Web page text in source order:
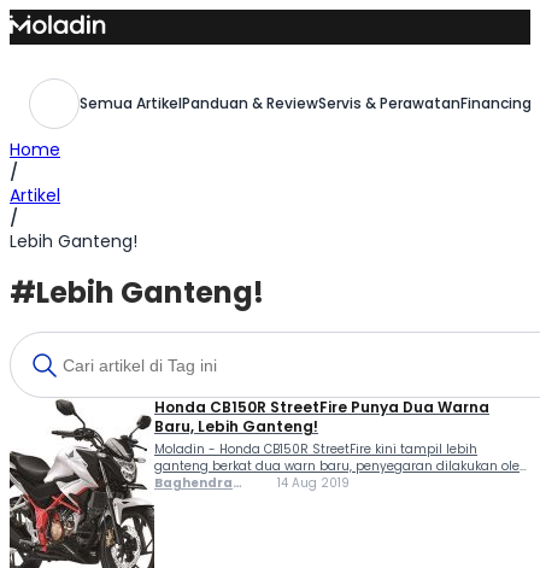
Skip
to
Semua ArtikelPanduan & ReviewServis & Perawatan
Home
/
Artikel
/
Lebih Ganteng!
#Lebih Ganteng!
Honda CB150R StreetFire Punya Dua Warna
Baru, Lebih Ganteng!
Moladin - Honda CB150R StreetFire kini tampil lebih
ganteng berkat dua warn baru, penyegaran dilakukan oleh
PT Astra Honda Motor (AHM). Secara tampilan, motorsport
Baghendra
14 Aug 2019